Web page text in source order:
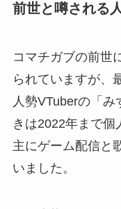
前世と噂される
コマチガブの前世
られていますが、
人勢VTuberの「
きは2022年まで個
主にゲーム配信と
いました。